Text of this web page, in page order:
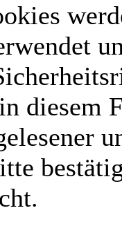
diesem